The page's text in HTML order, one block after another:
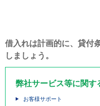
借入れは計画的に、貸付
しましょう。
弊社サービス等に関す
お客様サポート